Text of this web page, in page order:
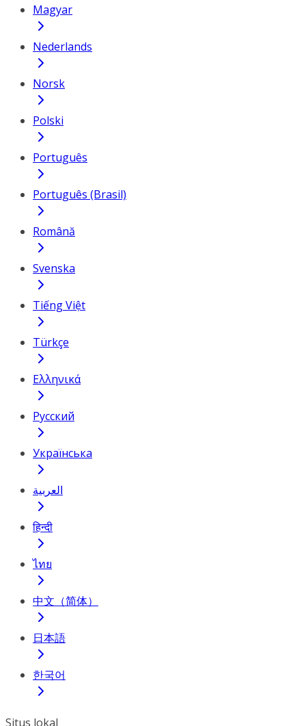
Magyar
Nederlands
Norsk
Polski
Português
Português (Brasil)
Română
Svenska
Tiếng Việt
Türkçe
Ελληνικά
Русский
Українська
العربية
हिन्दी
ไทย
中文（简体）
日本語
한국어
Situs lokal